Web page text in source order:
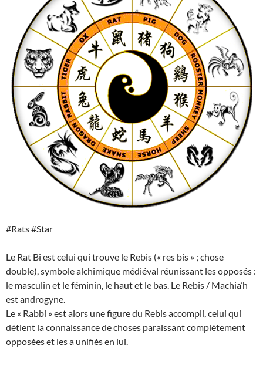
#Rats #Star
Le Rat Bi est celui qui trouve le Rebis (« res bis » ; chose
double), symbole alchimique médiéval réunissant les opposés :
le masculin et le féminin, le haut et le bas. Le Rebis / Machia’h
est androgyne.
Le « Rabbi » est alors une figure du Rebis accompli, celui qui
détient la connaissance de choses paraissant complètement
opposées et les a unifiés en lui.